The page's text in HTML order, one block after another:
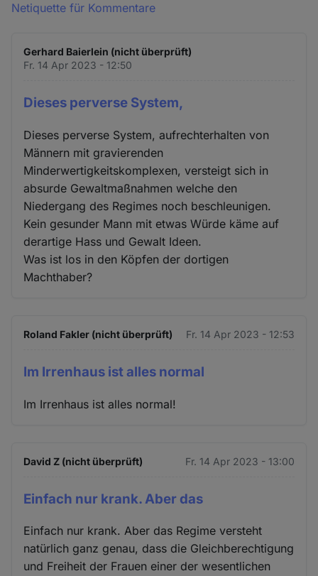
Netiquette für Kommentare
Gerhard Baierlein (nicht überprüft)
Fr. 14 Apr 2023 - 12:50
Dieses perverse System,
Dieses perverse System, aufrechterhalten von
Männern mit gravierenden
Minderwertigkeitskomplexen, versteigt sich in
absurde Gewaltmaßnahmen welche den
Niedergang des Regimes noch beschleunigen.
Kein gesunder Mann mit etwas Würde käme auf
derartige Hass und Gewalt Ideen.
Was ist los in den Köpfen der dortigen
Machthaber?
Roland Fakler (nicht überprüft) Fr. 14 Apr 2023 - 12:53
Im Irrenhaus ist alles normal
Im Irrenhaus ist alles normal!
David Z (nicht überprüft) Fr. 14 Apr 2023 - 13:00
Einfach nur krank. Aber das
Einfach nur krank. Aber das Regime versteht
natürlich ganz genau, dass die Gleichberechtigung
und Freiheit der Frauen einer der wesentlichen